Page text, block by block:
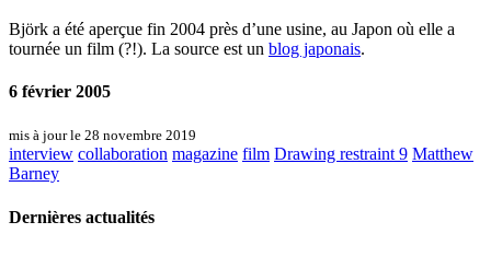
Björk a été aperçue fin 2004 près d’une usine, au Japon où elle a
tournée un film (?!). La source est un blog japonais.
6 février 2005
mis à jour le 28 novembre 2019
interview collaboration magazine film Drawing restraint 9 Matthew
Barney
Dernières actualités